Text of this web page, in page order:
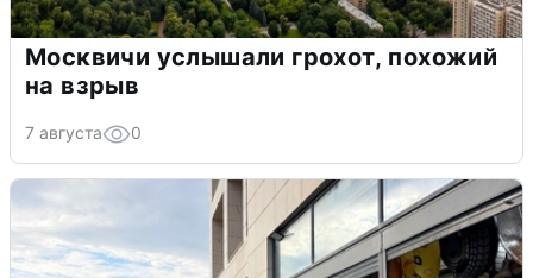
Москвичи услышали грохот, похожий
на взрыв
7 августа 0